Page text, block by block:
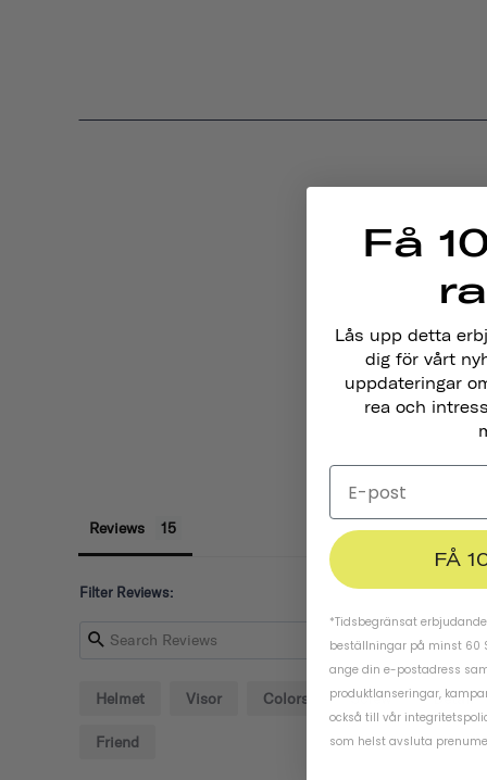
Reviews
Filter Reviews:
Helmet Visor Colors Screw Detail
Friend
Få
Lås upp detta
dig för vårt
uppdateringar
rea och
FÅ
*Tidsbegränsat
beställningar på minst 60
ange din e-postadress
produktlanseringar,
också till vår
som helst avsluta